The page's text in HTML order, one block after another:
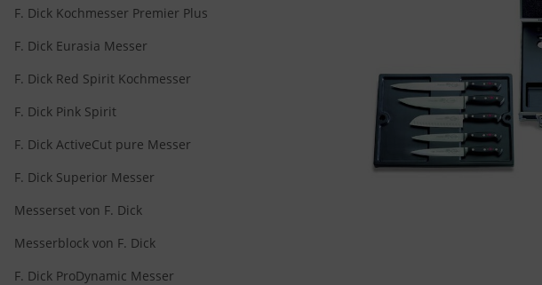
F. Dick Kochmesser Premier Plus
F. Dick Eurasia Messer
F. Dick Red Spirit Kochmesser
F. Dick Pink Spirit
F. Dick ActiveCut pure Messer
F. Dick Superior Messer
Messerset von F. Dick
Messerblock von F. Dick
F. Dick ProDynamic Messer